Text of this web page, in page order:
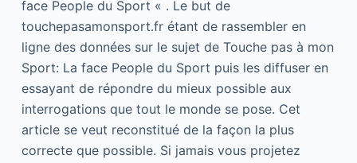
face People du Sport « . Le but de
touchepasamonsport.fr étant de rassembler en
ligne des données sur le sujet de Touche pas à mon
Sport: La face People du Sport puis les diffuser en
essayant de répondre du mieux possible aux
interrogations que tout le monde se pose. Cet
article se veut reconstitué de la façon la plus
correcte que possible. Si jamais vous projetez